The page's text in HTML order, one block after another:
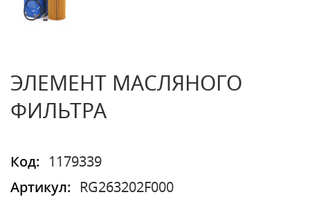
ЭЛЕМЕНТ МАСЛЯНОГО
ФИЛЬТРА
Код:
1179339
Артикул:
RG263202F000